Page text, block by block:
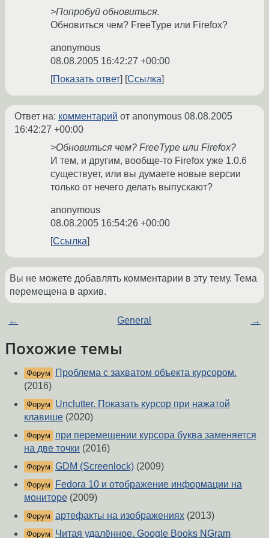
>Попробуй обновиться.
Обновиться чем? FreeType или Firefox?
anonymous
08.08.2005 16:42:27 +00:00
Показать ответ
Ссылка
Ответ на: комментарий от anonymous 08.08.2005
16:42:27 +00:00
>Обновиться чем? FreeType или Firefox?
И тем, и другим, вообще-то Firefox уже 1.0.6
существует, или вы думаете новые версии
только от нечего делать выпускают?
anonymous
08.08.2005 16:54:26 +00:00
Ссылка
Вы не можете добавлять комментарии в эту тему. Тема
перемещена в архив.
← General →
Похожие темы
Форум
Проблема с захватом объекта курсором.
(2016)
Форум
Unclutter. Показать курсор при нажатой
клавише (2020)
Форум
при перемещении курсора буква заменяется
на две точки (2016)
Форум GDM (Screenlock) (2009)
Форум
Fedora 10 и отображение информации на
мониторе (2009)
Форум артефакты на изображениях (2013)
Форум Читая удалённое. Google Books NGram